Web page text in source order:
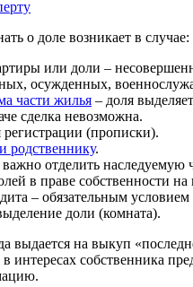
о доле возникает в случае:
или доли –
осужденных,
части жилья – доля
сделка невозможна.
(прописки).
родственнику.
отделить наследуемую
в праве собственности на
– обязательным условием
доли (комната).
выдается на выкуп
интересах собственника